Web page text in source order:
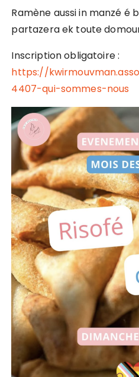
Ramène aussi in manzé é
partazera ek toute
Inscription obligatoire :
https://
4407-qui-sommes-nous